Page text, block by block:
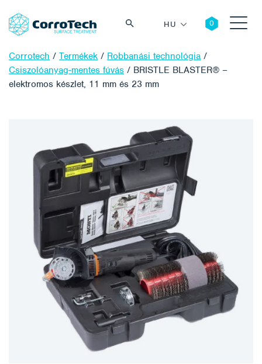
HU
Corrotech / Termékek / Robbanási technológia /
Csiszolóanyag-mentes fúvás / BRISTLE BLASTER® –
elektromos készlet, 11 mm és 23 mm